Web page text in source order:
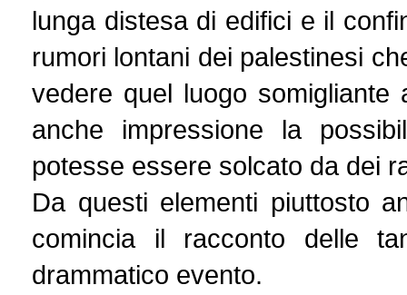
lunga distesa di edifici e il
rumori lontani dei palestinesi
vedere quel luogo somigliante
anche impressione la
potesse essere solcato da dei
Da questi elementi piuttosto
comincia il racconto delle
drammatico evento.